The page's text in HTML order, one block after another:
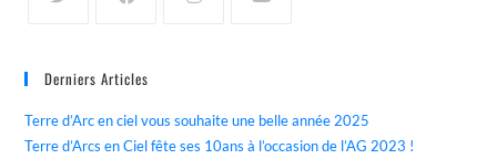
Derniers Articles
Terre d’Arc en ciel vous souhaite une belle année 2025
Terre d’Arcs en Ciel fête ses 10ans à l’occasion de l’AG 2023 !